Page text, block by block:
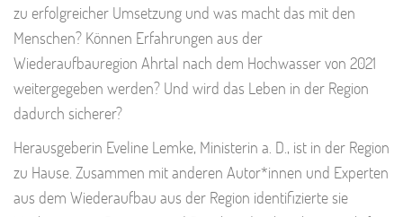
zu erfolgreicher Umsetzung und was macht das mit den
Menschen? Können Erfahrungen aus der
Wiederaufbauregion Ahrtal nach dem Hochwasser von 2021
weitergegeben werden? Und wird das Leben in der Region
dadurch sicherer?
Herausgeberin Eveline Lemke, Ministerin a. D., ist in der Region
zu Hause. Zusammen mit anderen Autor*innen und Experten
aus dem Wiederaufbau aus der Region identifizierte sie